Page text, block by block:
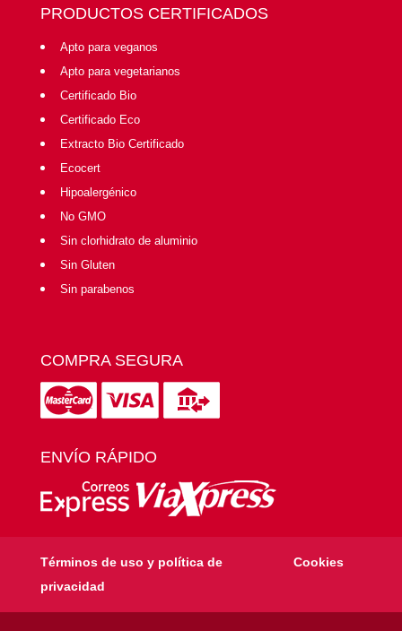
PRODUCTOS CERTIFICADOS
Apto para veganos
Apto para vegetarianos
Certificado Bio
Certificado Eco
Extracto Bio Certificado
Ecocert
Hipoalergénico
No GMO
Sin clorhidrato de aluminio
Sin Gluten
Sin parabenos
COMPRA SEGURA
ENVÍO RÁPIDO
Términos de uso y política de
privacidad
Cookies